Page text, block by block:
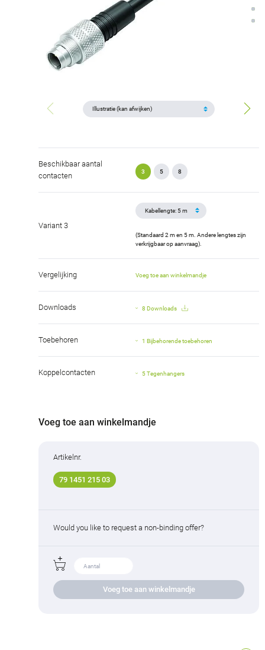
Beschikbaar aantal
contacten
3 5 8
Variant 3
(Standaard 2 m en 5 m. Andere lengtes zijn
verkrijgbaar op aanvraag).
Vergelijking Voeg toe aan winkelmandje
Downloads 8 Downloads
Toebehoren 1 Bijbehorende toebehoren
Koppelcontacten 5 Tegenhangers
Voeg toe aan winkelmandje
Artikelnr.
79 1451 215 03
Would you like to request a non-binding offer?
Voeg toe aan winkelmandje